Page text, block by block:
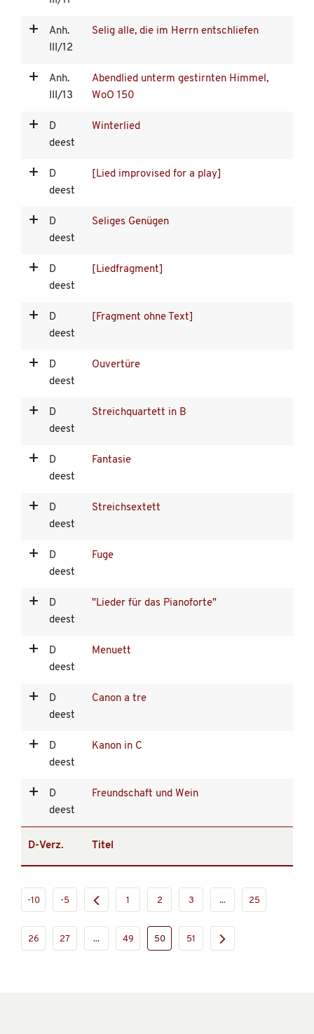
Anh.
III/12
Selig alle, die im Herrn entschliefen
Anh.
III/13
Abendlied unterm gestirnten Himmel,
WoO 150
D
deest
Winterlied
D
deest
[Lied improvised for a play]
D
deest
Seliges Genügen
D
deest
[Liedfragment]
D
deest
[Fragment ohne Text]
D
deest
Ouvertüre
D
deest
Streichquartett in B
D
deest
Fantasie
D
deest
Streichsextett
D
deest
Fuge
D
deest
"Lieder für das Pianoforte"
D
deest
Menuett
D
deest
Canon a tre
D
deest
Kanon in C
D
deest
Freundschaft und Wein
D-Verz. Titel
-10 -5 1 2 3 ... 25
26 27 ... 49 50 51